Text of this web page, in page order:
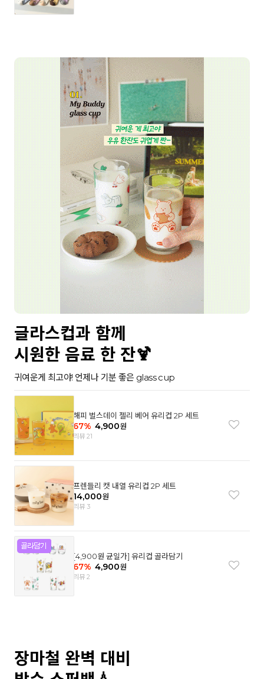
글라스컵과 함께
시원한 음료 한 잔🍹
귀여운게 최고야! 언제나 기분 좋은 glass cup
해피 벌스데이 젤리 베어 유리컵 2P 세트
67% 4,900원
리뷰 21
프렌들리 캣 내열 유리컵 2P 세트
14,000원
리뷰 3
[4,900원 균일가] 유리컵 골라담기
67% 4,900원
리뷰 2
장마철 완벽 대비